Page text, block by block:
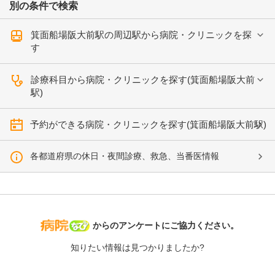
別の条件で検索
箕面船場阪大前駅の周辺駅から病院・クリニックを探
す
診療科目から病院・クリニックを探す(箕面船場阪大前
駅)
予約ができる病院・クリニックを探す(箕面船場阪大前駅)
各都道府県の休日・夜間診療、救急、当番医情報
病院なび
からのアンケートにご協力ください。
知りたい情報は見つかりましたか?